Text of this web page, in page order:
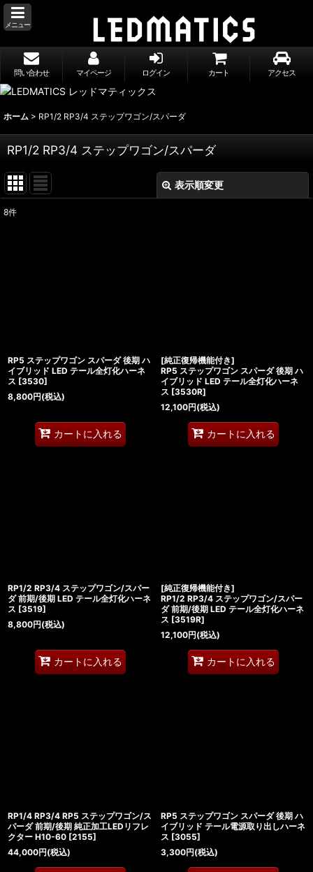
メニュー
問い合わせ マイページ ログイン カート アクセス
ホーム > RP1/2 RP3/4 ステップワゴン/スパーダ
RP1/2 RP3/4 ステップワゴン/スパーダ
表示順変更
8件
RP5 ステップワゴン スパーダ 後期 ハ
イブリッド LED テール全灯化ハーネ
ス [3530]
8,800円(税込)
カートに入れる
[純正復帰機能付き]
RP5 ステップワゴン スパーダ 後期 ハ
イブリッド LED テール全灯化ハーネ
ス [3530R]
12,100円(税込)
カートに入れる
RP1/2 RP3/4 ステップワゴン/スパー
ダ 前期/後期 LED テール全灯化ハーネ
ス [3519]
8,800円(税込)
カートに入れる
[純正復帰機能付き]
RP1/2 RP3/4 ステップワゴン/スパー
ダ 前期/後期 LED テール全灯化ハーネ
ス [3519R]
12,100円(税込)
カートに入れる
RP1/4 RP3/4 RP5 ステップワゴン/ス
パーダ 前期/後期 純正加工LEDリフレ
クター H10-60 [2155]
44,000円(税込)
RP5 ステップワゴン スパーダ 後期 ハ
イブリッド テール電源取り出しハーネ
ス [3055]
3,300円(税込)